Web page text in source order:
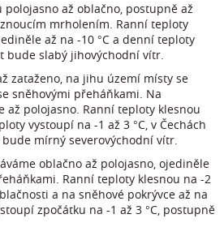
až oblačno, postupně až
mrholením. Ranní teploty
až na -10 °C a denní teploty
bude slabý jihovýchodní vítr.
zataženo, na jihu území místy se
sněhovými přeháňkami. Na
až polojasno. Ranní teploty klesnou
vystoupí na -1 až 3 °C, v Čechách
bude mírný severovýchodní vítr.
oblačno až polojasno, ojediněle
Ranní teploty klesnou na -2
a na sněhové pokrývce až na
zpočátku na -1 až 3 °C, postupně